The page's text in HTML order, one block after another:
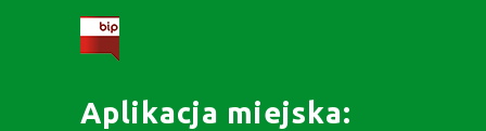
Aplikacja miejska: